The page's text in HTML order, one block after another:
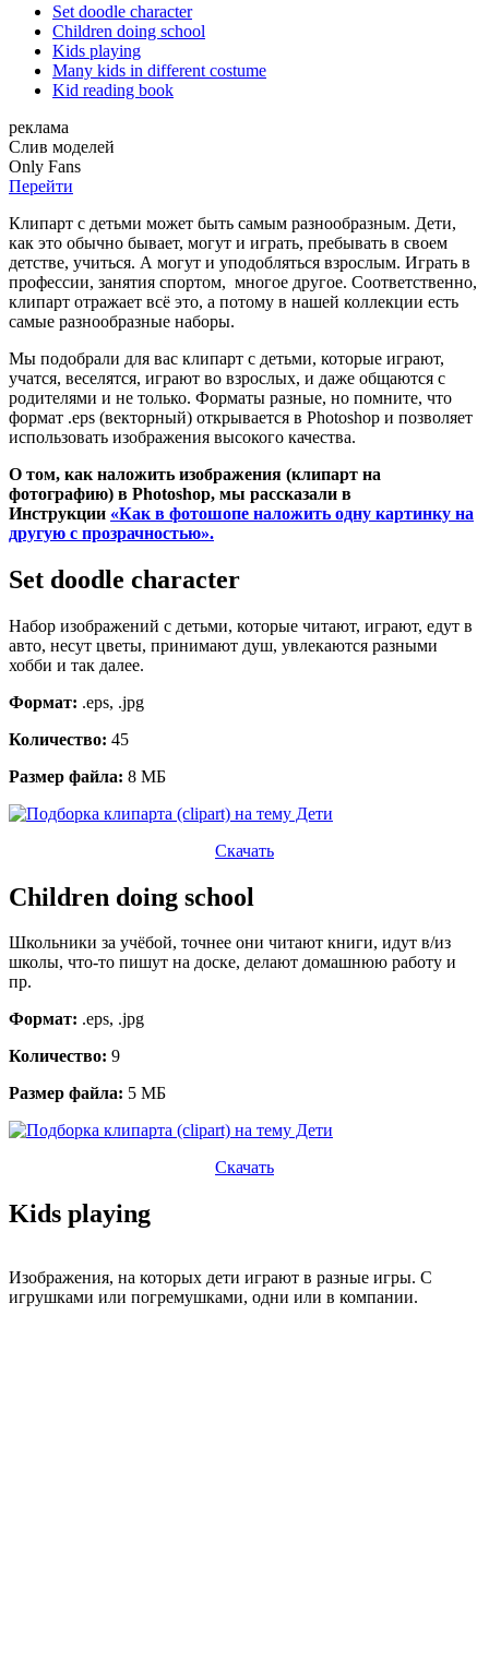
Set doodle character
Children doing school
Kids playing
Many kids in different costume
Kid reading book
реклама
Слив моделей
Only Fans
Перейти
Клипарт с детьми может быть самым разнообразным. Дети,
как это обычно бывает, могут и играть, пребывать в своем
детстве, учиться. А могут и уподобляться взрослым. Играть в
профессии, занятия спортом, многое другое. Соответственно,
клипарт отражает всё это, а потому в нашей коллекции есть
самые разнообразные наборы.
Мы подобрали для вас клипарт с детьми, которые играют,
учатся, веселятся, играют во взрослых, и даже общаются с
родителями и не только. Форматы разные, но помните, что
формат .eps (векторный) открывается в Photoshop и позволяет
использовать изображения высокого качества.
О том, как наложить изображения (клипарт на
фотографию) в Photoshop, мы рассказали в
Инструкции «Как в фотошопе наложить одну картинку на
другую с прозрачностью».
Set doodle character
Набор изображений с детьми, которые читают, играют, едут в
авто, несут цветы, принимают душ, увлекаются разными
хобби и так далее.
Формат: .eps, .jpg
Количество: 45
Размер файла: 8 МБ
Скачать
Children doing school
Школьники за учёбой, точнее они читают книги, идут в/из
школы, что-то пишут на доске, делают домашнюю работу и
пр.
Формат: .eps, .jpg
Количество: 9
Размер файла: 5 МБ
Скачать
Kids playing
Изображения, на которых дети играют в разные игры. С
игрушками или погремушками, одни или в компании.